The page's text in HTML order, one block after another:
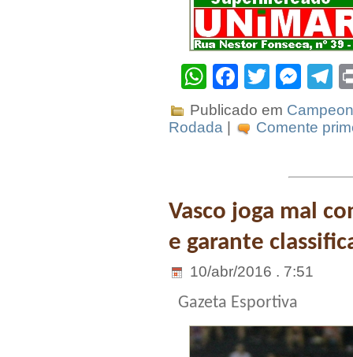
WhatsApp
Facebook
Twitter
Publicado em
Rodada
Comente
Vasco joga mal
e garante
10/abr/2016 . 7:51
Gazeta Esportiva